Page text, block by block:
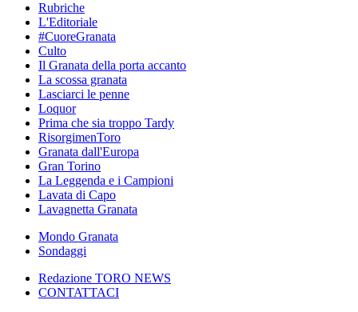
Rubriche
L'Editoriale
#CuoreGranata
Culto
Il Granata della porta accanto
La scossa granata
Lasciarci le penne
Loquor
Prima che sia troppo Tardy
RisorgimenToro
Granata dall'Europa
Gran Torino
La Leggenda e i Campioni
Lavata di Capo
Lavagnetta Granata
Mondo Granata
Sondaggi
Redazione TORO NEWS
CONTATTACI